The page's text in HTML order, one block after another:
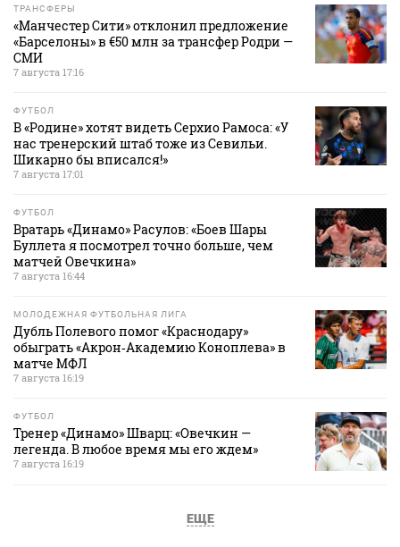
ТРАНСФЕРЫ
«Манчестер Сити» отклонил предложение
«Барселоны» в €50 млн за трансфер Родри —
СМИ
7 августа 17:16
ФУТБОЛ
В «Родине» хотят видеть Серхио Рамоса: «У
нас тренерский штаб тоже из Севильи.
Шикарно бы вписался!»
7 августа 17:01
ФУТБОЛ
Вратарь «Динамо» Расулов: «Боев Шары
Буллета я посмотрел точно больше, чем
матчей Овечкина»
7 августа 16:44
МОЛОДЕЖНАЯ ФУТБОЛЬНАЯ ЛИГА
Дубль Полевого помог «Краснодару»
обыграть «Акрон‑Академию Коноплева» в
матче МФЛ
7 августа 16:19
ФУТБОЛ
Тренер «Динамо» Шварц: «Овечкин —
легенда. В любое время мы его ждем»
7 августа 16:19
ЕЩЕ